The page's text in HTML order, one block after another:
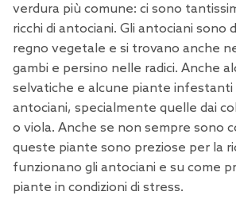
verdura più comune: ci sono
ricchi di antociani. Gli antociani sono
regno vegetale e si trovano anche
gambi e persino nelle radici. Anche
selvatiche e alcune piante
antociani, specialmente quelle dai
o viola. Anche se non sempre sono
queste piante sono preziose per la
funzionano gli antociani e su come
piante in condizioni di stress.